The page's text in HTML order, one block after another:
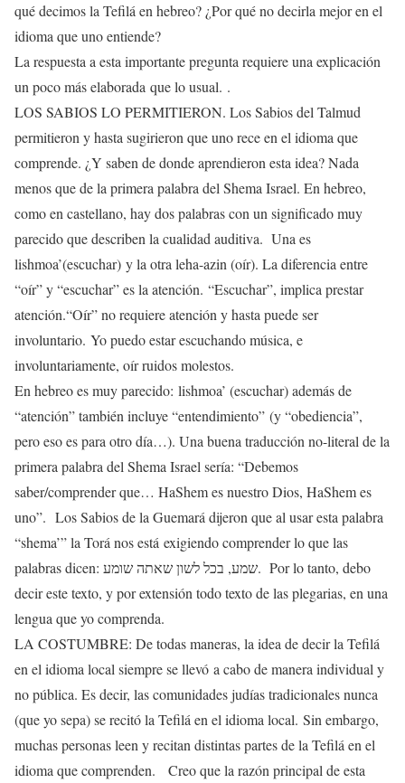
qué decimos la Tefilá en hebreo? ¿Por qué no decirla mejor en el
idioma que uno entiende?
La respuesta a esta importante pregunta requiere una explicación
un poco más elaborada que lo usual. .
LOS SABIOS LO PERMITIERON. Los Sabios del Talmud
permitieron y hasta sugirieron que uno rece en el idioma que
comprende. ¿Y saben de donde aprendieron esta idea? Nada
menos que de la primera palabra del Shema Israel. En hebreo,
como en castellano, hay dos palabras con un significado muy
parecido que describen la cualidad auditiva. Una es
lishmoa’(escuchar) y la otra leha-azin (oír). La diferencia entre
“oír” y “escuchar” es la atención. “Escuchar”, implica prestar
atención.“Oír” no requiere atención y hasta puede ser
involuntario. Yo puedo estar escuchando música, e
involuntariamente, oír ruidos molestos.
En hebreo es muy parecido: lishmoa’ (escuchar) además de
“atención” también incluye “entendimiento” (y “obediencia”,
pero eso es para otro día…). Una buena traducción no-literal de la
primera palabra del Shema Israel sería: “Debemos
saber/comprender que… HaShem es nuestro Dios, HaShem es
uno”. Los Sabios de la Guemará dijeron que al usar esta palabra
“shema’” la Torá nos está exigiendo comprender lo que las
palabras dicen: שמע, בכל לשון שאתה שומע. Por lo tanto, debo
decir este texto, y por extensión todo texto de las plegarias, en una
lengua que yo comprenda.
LA COSTUMBRE: De todas maneras, la idea de decir la Tefilá
en el idioma local siempre se llevó a cabo de manera individual y
no pública. Es decir, las comunidades judías tradicionales nunca
(que yo sepa) se recitó la Tefilá en el idioma local. Sin embargo,
muchas personas leen y recitan distintas partes de la Tefilá en el
idioma que comprenden. Creo que la razón principal de esta